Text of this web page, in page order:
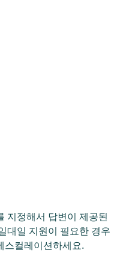
지정해서 답변이 제공된
대일 지원이 필요한 경우
스컬레이션하세요.